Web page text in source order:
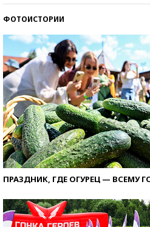
ФОТОИСТОРИИ
ПРАЗДНИК, ГДЕ ОГУРЕЦ — ВСЕМУ